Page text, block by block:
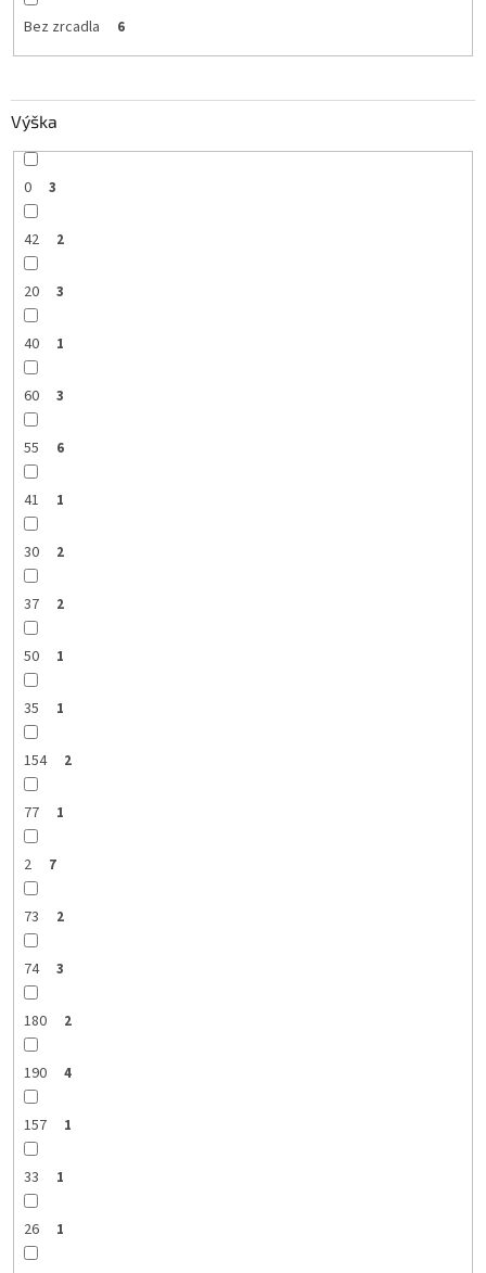
Bez zrcadla 6
Výška
0 3
42 2
20 3
40 1
60 3
55 6
41 1
30 2
37 2
50 1
35 1
154 2
77 1
2 7
73 2
74 3
180 2
190 4
157 1
33 1
26 1